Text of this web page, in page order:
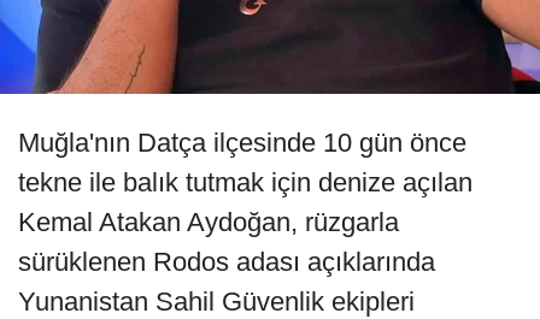
Muğla'nın Datça ilçesinde 10 gün önce
tekne ile balık tutmak için denize açılan
Kemal Atakan Aydoğan, rüzgarla
sürüklenen Rodos adası açıklarında
Yunanistan Sahil Güvenlik ekipleri